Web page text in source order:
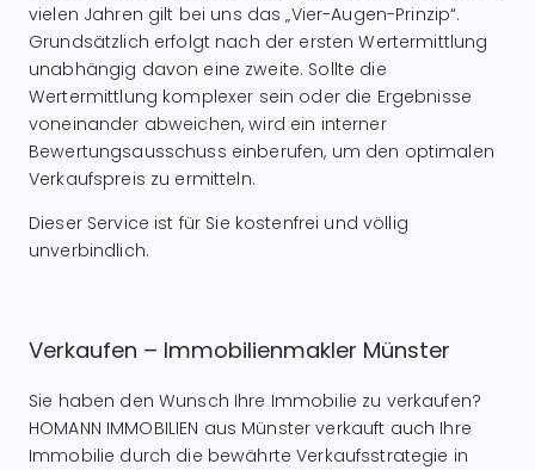
vielen Jahren gilt bei uns das „Vier-Augen-Prinzip“.
Grundsätzlich erfolgt nach der ersten Wertermittlung
unabhängig davon eine zweite. Sollte die
Wertermittlung komplexer sein oder die Ergebnisse
voneinander abweichen, wird ein interner
Bewertungsausschuss einberufen, um den optimalen
Verkaufspreis zu ermitteln.
Dieser Service ist für Sie kostenfrei und völlig
unverbindlich.
Verkaufen – Immobilienmakler Münster
Sie haben den Wunsch Ihre Immobilie zu verkaufen?
HOMANN IMMOBILIEN aus Münster verkauft auch Ihre
Immobilie durch die bewährte Verkaufsstrategie in